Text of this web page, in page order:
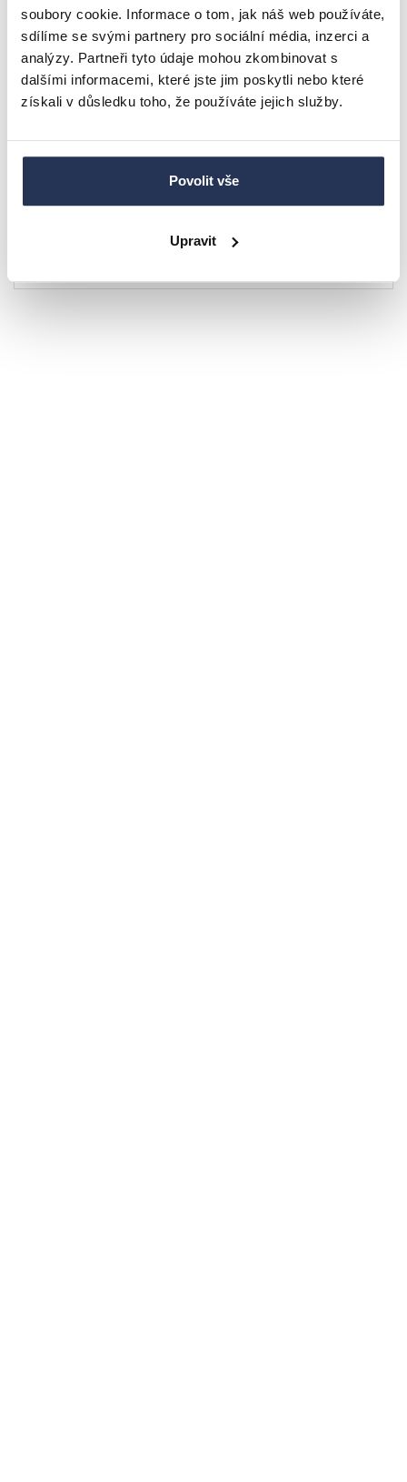
soubory cookie. Informace o tom, jak náš web používáte,
sdílíme se svými partnery pro sociální média, inzerci a
analýzy. Partneři tyto údaje mohou zkombinovat s
dalšími informacemi, které jste jim poskytli nebo které
získali v důsledku toho, že používáte jejich služby.
Povolit vše
Upravit
BRADOP matrace taštičková 80×200×23 LEA VISCO
6.266 Kč